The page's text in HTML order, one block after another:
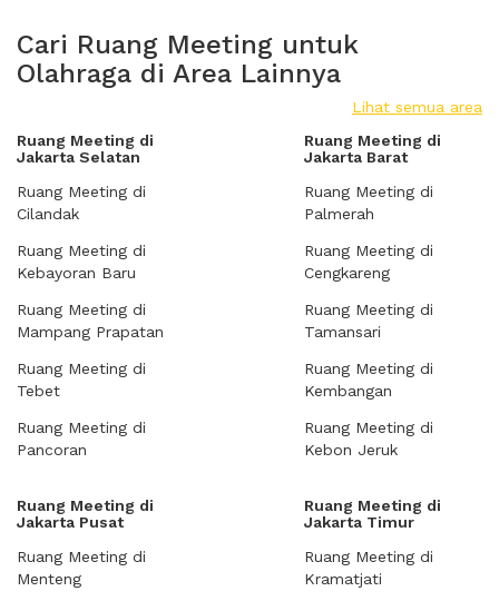
Cari Ruang Meeting untuk
Olahraga di Area Lainnya
Lihat semua area
Ruang Meeting di
Jakarta Selatan
Ruang Meeting di
Cilandak
Ruang Meeting di
Kebayoran Baru
Ruang Meeting di
Mampang Prapatan
Ruang Meeting di
Tebet
Ruang Meeting di
Pancoran
Ruang Meeting di
Jakarta Barat
Ruang Meeting di
Palmerah
Ruang Meeting di
Cengkareng
Ruang Meeting di
Tamansari
Ruang Meeting di
Kembangan
Ruang Meeting di
Kebon Jeruk
Ruang Meeting di
Jakarta Pusat
Ruang Meeting di
Menteng
Ruang Meeting di
Jakarta Timur
Ruang Meeting di
Kramatjati